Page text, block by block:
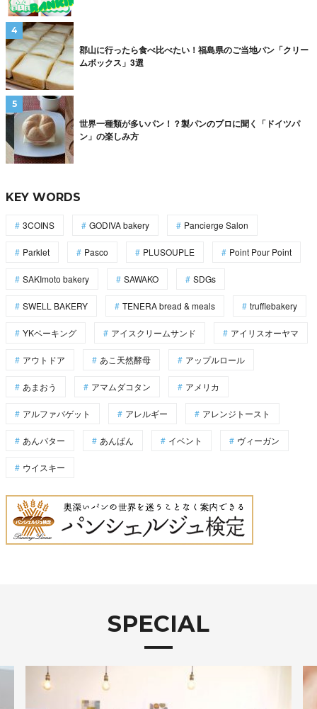
郡山に行ったら食べ比べたい！福島県のご当地パン「クリー
ムボックス」3選
世界一種類が多いパン！？製パンのプロに聞く「ドイツパ
ン」の楽しみ方
KEY WORDS
3COINS GODIVA bakery Pancierge Salon
Parklet Pasco PLUSOUPLE Point Pour Point
SAKImoto bakery SAWAKO SDGs
SWELL BAKERY TENERA bread & meals trufflebakery
YKベーキング アイスクリームサンド アイリスオーヤマ
アウトドア あこ天然酵母 アップルロール
あまおう アマムダコタン アメリカ
アルファバゲット アレルギー アレンジトースト
あんバター あんぱん イベント ヴィーガン
ウイスキー
SPECIAL